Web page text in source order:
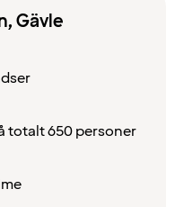
Gävle
totalt 650 personer